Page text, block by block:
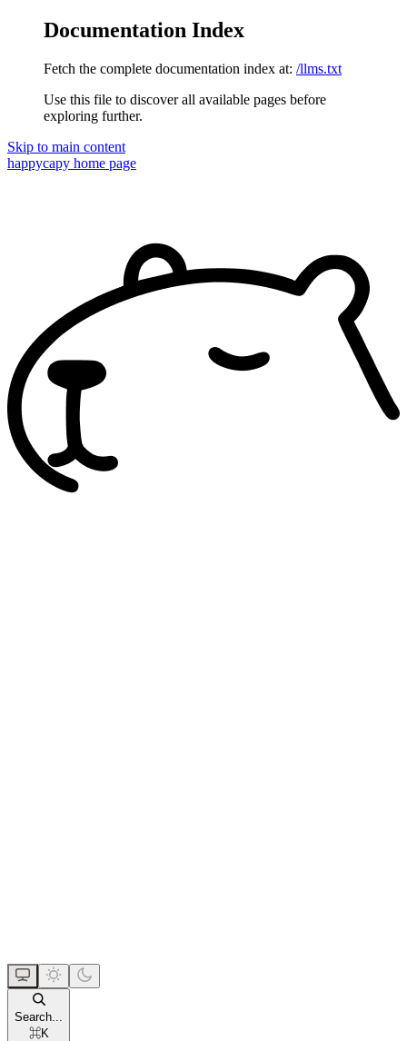
Documentation Index
Fetch the complete documentation index at: /llms.txt
Use this file to discover all available pages before
exploring further.
Skip to main content
happycapy home page
Search...
⌘K